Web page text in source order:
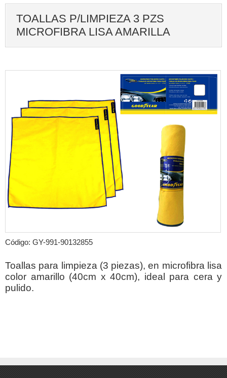
TOALLAS P/LIMPIEZA 3 PZS
MICROFIBRA LISA AMARILLA
Código: GY-991-90132855
Toallas para limpieza (3 piezas), en microfibra lisa
color amarillo (40cm x 40cm), ideal para cera y
pulido.